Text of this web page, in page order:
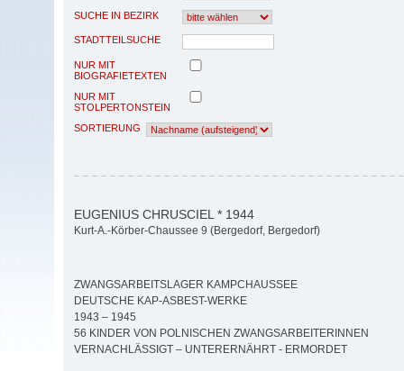
SUCHE IN BEZIRK
STADTTEILSUCHE
NUR MIT
BIOGRAFIETEXTEN
NUR MIT
STOLPERTONSTEIN
SORTIERUNG
EUGENIUS CHRUSCIEL * 1944
Kurt-A.-Körber-Chaussee 9 (Bergedorf, Bergedorf)
ZWANGSARBEITSLAGER KAMPCHAUSSEE
DEUTSCHE KAP-ASBEST-WERKE
1943 – 1945
56 KINDER VON POLNISCHEN ZWANGSARBEITERINNEN
VERNACHLÄSSIGT – UNTERERNÄHRT - ERMORDET